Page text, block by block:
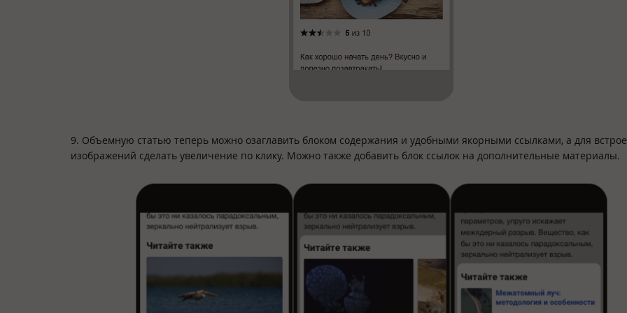
9. Объемную статью теперь можно озаглавить блоком содержания и удобными якорными ссылками, а для
изображений сделать увеличение по клику. Можно также добавить блок ссылок на дополнительные материалы.